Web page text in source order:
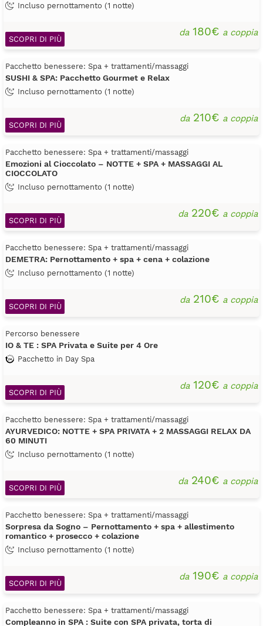
Incluso pernottamento (1 notte)
da180€ a coppia
SCOPRI DI PIÙ
Pacchetto benessere: Spa + trattamenti/massaggi
SUSHI & SPA: Pacchetto Gourmet e Relax
Incluso pernottamento (1 notte)
da210€ a coppia
SCOPRI DI PIÙ
Pacchetto benessere: Spa + trattamenti/massaggi
Emozioni al Cioccolato – NOTTE + SPA + MASSAGGI AL
CIOCCOLATO
Incluso pernottamento (1 notte)
da220€ a coppia
SCOPRI DI PIÙ
Pacchetto benessere: Spa + trattamenti/massaggi
DEMETRA: Pernottamento + spa + cena + colazione
Incluso pernottamento (1 notte)
da210€ a coppia
SCOPRI DI PIÙ
Percorso benessere
IO & TE : SPA Privata e Suite per 4 Ore
Pacchetto in Day Spa
da120€ a coppia
SCOPRI DI PIÙ
Pacchetto benessere: Spa + trattamenti/massaggi
AYURVEDICO: NOTTE + SPA PRIVATA + 2 MASSAGGI RELAX DA
60 MINUTI
Incluso pernottamento (1 notte)
da240€ a coppia
SCOPRI DI PIÙ
Pacchetto benessere: Spa + trattamenti/massaggi
Sorpresa da Sogno – Pernottamento + spa + allestimento
romantico + prosecco + colazione
Incluso pernottamento (1 notte)
da190€ a coppia
SCOPRI DI PIÙ
Pacchetto benessere: Spa + trattamenti/massaggi
Compleanno in SPA : Suite con SPA privata, torta di